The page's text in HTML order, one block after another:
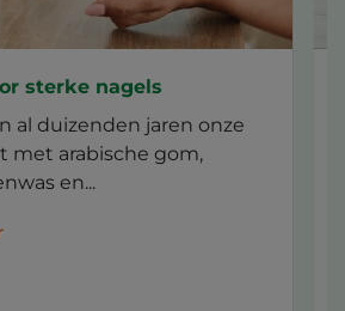
sterke nagels
al duizenden jaren onze
met arabische gom,
en...